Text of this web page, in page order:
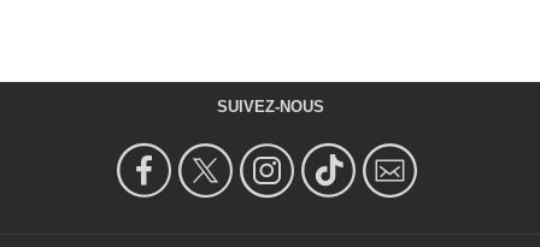
SUIVEZ-NOUS